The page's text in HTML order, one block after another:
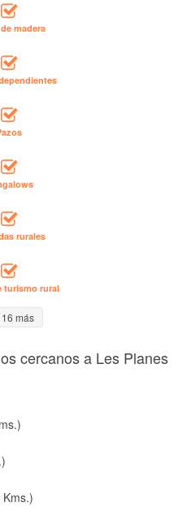
madera
rurales
turismo rural
más
cercanos a Les Planes